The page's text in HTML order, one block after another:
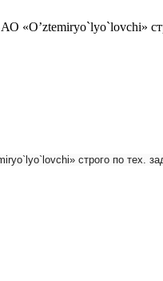
«O’ztemiryo`lyo`lovchi»
строго по тех.